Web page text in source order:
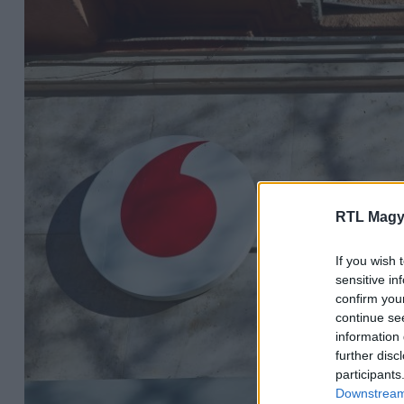
RTL
If you wish
sensitive
confirm
continue
information
further